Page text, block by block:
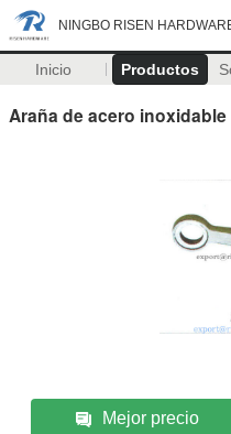
NINGBO RISEN
Inicio Productos
Araña de acero inoxidable
Mejor precio